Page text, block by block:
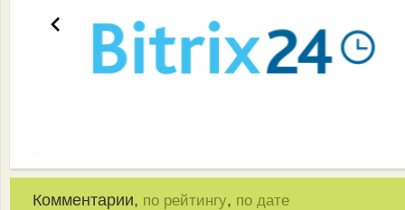
Комментарии, по рейтингу, по дате